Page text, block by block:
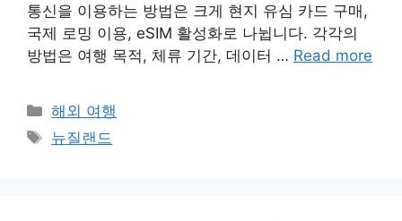
통신을 이용하는 방법은 크게 현지 유심 카드 구매,
국제 로밍 이용, eSIM 활성화로 나뉩니다. 각각의
방법은 여행 목적, 체류 기간, 데이터 … Read more
Categories
해외 여행
Tags
뉴질랜드